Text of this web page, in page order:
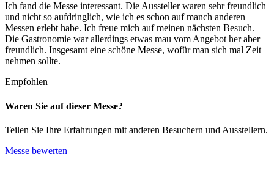
Ich fand die Messe interessant. Die Aussteller waren sehr freundlich
und nicht so aufdringlich, wie ich es schon auf manch anderen
Messen erlebt habe. Ich freue mich auf meinen nächsten Besuch.
Die Gastronomie war allerdings etwas mau vom Angebot her aber
freundlich. Insgesamt eine schöne Messe, wofür man sich mal Zeit
nehmen sollte.
Empfohlen
Waren Sie auf dieser Messe?
Teilen Sie Ihre Erfahrungen mit anderen Besuchern und Ausstellern.
Messe bewerten